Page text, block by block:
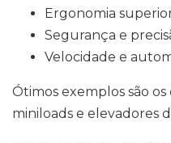
Ergonomia
Segurança e
Velocidade e
Ótimos exemplos são os
miniloads e elevadores